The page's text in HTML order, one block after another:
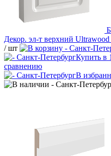
Декор. эл-т верхний
/ шт
Купить в
сравнению
В